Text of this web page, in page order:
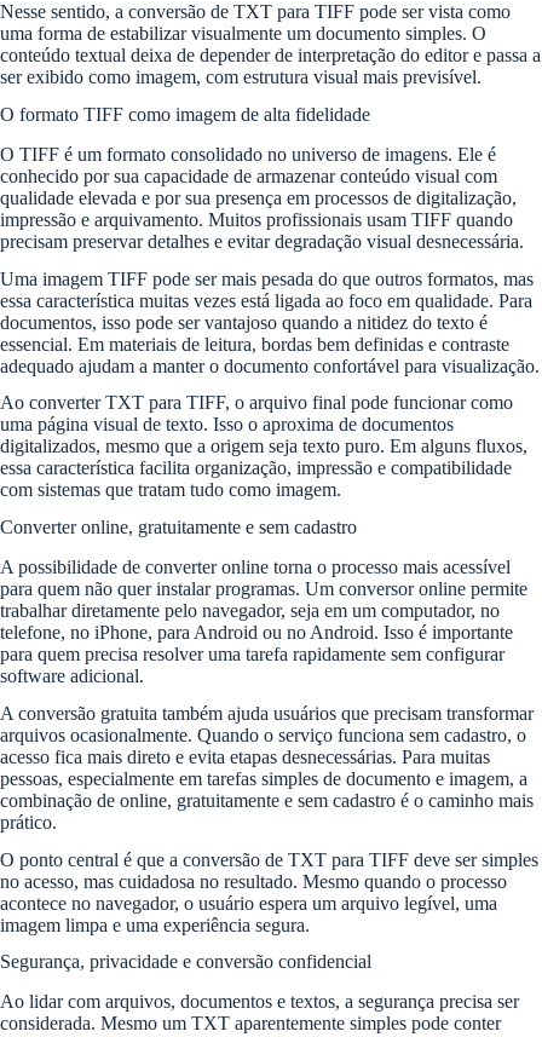
Nesse sentido, a conversão de TXT para TIFF pode ser vista como
uma forma de estabilizar visualmente um documento simples. O
conteúdo textual deixa de depender de interpretação do editor e passa a
ser exibido como imagem, com estrutura visual mais previsível.
O formato TIFF como imagem de alta fidelidade
O TIFF é um formato consolidado no universo de imagens. Ele é
conhecido por sua capacidade de armazenar conteúdo visual com
qualidade elevada e por sua presença em processos de digitalização,
impressão e arquivamento. Muitos profissionais usam TIFF quando
precisam preservar detalhes e evitar degradação visual desnecessária.
Uma imagem TIFF pode ser mais pesada do que outros formatos, mas
essa característica muitas vezes está ligada ao foco em qualidade. Para
documentos, isso pode ser vantajoso quando a nitidez do texto é
essencial. Em materiais de leitura, bordas bem definidas e contraste
adequado ajudam a manter o documento confortável para visualização.
Ao converter TXT para TIFF, o arquivo final pode funcionar como
uma página visual de texto. Isso o aproxima de documentos
digitalizados, mesmo que a origem seja texto puro. Em alguns fluxos,
essa característica facilita organização, impressão e compatibilidade
com sistemas que tratam tudo como imagem.
Converter online, gratuitamente e sem cadastro
A possibilidade de converter online torna o processo mais acessível
para quem não quer instalar programas. Um conversor online permite
trabalhar diretamente pelo navegador, seja em um computador, no
telefone, no iPhone, para Android ou no Android. Isso é importante
para quem precisa resolver uma tarefa rapidamente sem configurar
software adicional.
A conversão gratuita também ajuda usuários que precisam transformar
arquivos ocasionalmente. Quando o serviço funciona sem cadastro, o
acesso fica mais direto e evita etapas desnecessárias. Para muitas
pessoas, especialmente em tarefas simples de documento e imagem, a
combinação de online, gratuitamente e sem cadastro é o caminho mais
prático.
O ponto central é que a conversão de TXT para TIFF deve ser simples
no acesso, mas cuidadosa no resultado. Mesmo quando o processo
acontece no navegador, o usuário espera um arquivo legível, uma
imagem limpa e uma experiência segura.
Segurança, privacidade e conversão confidencial
Ao lidar com arquivos, documentos e textos, a segurança precisa ser
considerada. Mesmo um TXT aparentemente simples pode conter